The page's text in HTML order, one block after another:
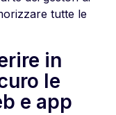
tutte le
in
le
e app